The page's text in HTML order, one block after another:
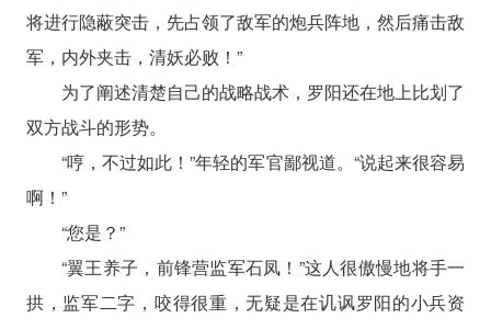
将进行隐蔽突击，先占领了敌军的炮兵阵地，然后痛击敌
军，内外夹击，清妖必败！”
为了阐述清楚自己的战略战术，罗阳还在地上比划了
双方战斗的形势。
“哼，不过如此！”年轻的军官鄙视道。“说起来很容易
啊！”
“您是？”
“翼王养子，前锋营监军石凤！”这人很傲慢地将手一
拱，监军二字，咬得很重，无疑是在讥讽罗阳的小兵资